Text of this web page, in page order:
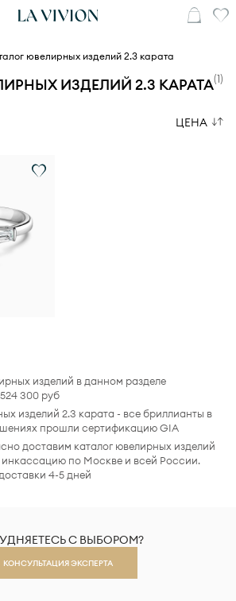
ювелирных изделий 2.3 карата
ИЗДЕЛИЙ 2.3 КАРАТА(1)
ЦЕНА
изделий в данном разделе
300 руб
изделий 2.3 карата - все бриллианты в
прошли сертификацию GIA
доставим каталог ювелирных изделий
инкассацию по Москве и всей России.
4-5 дней
С ВЫБОРОМ?
КОНСУЛЬТАЦИЯ ЭКСПЕРТА